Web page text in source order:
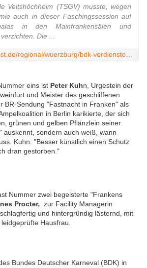
Veitshöchheim (TSGV) musste, wegen
auch in dieser Faschingssession auf
in den Mainfrankensälen und
Die ...
eins ist Peter Kuhn, Urgestein der
und Meister des geschliffenen
BR-Sendung "Fastnacht in Franken" als
in Berlin karikierte, der sich
grünen und gelben Pflänzlein seiner
auskennt, sondern auch weiß, wann
Kuhn: "Besser künstlich einen Schutz
dran gestorben."
Nummer zwei begeisterte "Frankens
Procter, zur Facility Managerin
und hintergründig lästernd, mit
Hausfrau.
Bundes Deutscher Karneval (BDK) in